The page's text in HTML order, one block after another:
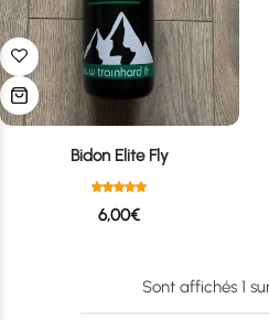
Bidon Elite Fly
6,00€
Sont affichés 1